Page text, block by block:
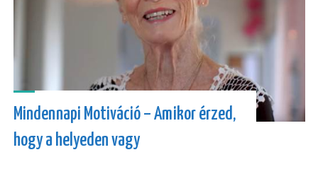
Mindennapi Motiváció – Amikor érzed,
hogy a helyeden vagy